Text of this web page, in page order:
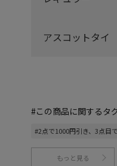
アスコットタイ
#この商品に関するタ
#2点で1000円引き、3点目
もっと見る